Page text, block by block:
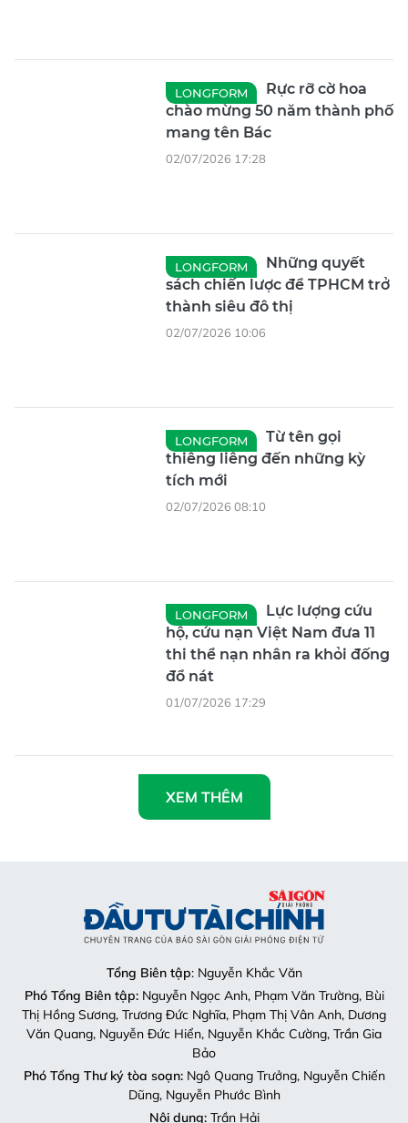
LONGFORM
Rực rỡ cờ hoa
chào mừng 50 năm thành phố
mang tên Bác
02/07/2026 17:28
LONGFORM
Những quyết
sách chiến lược để TPHCM trở
thành siêu đô thị
02/07/2026 10:06
LONGFORM
Từ tên gọi
thiêng liêng đến những kỳ
tích mới
02/07/2026 08:10
LONGFORM
Lực lượng cứu
hộ, cứu nạn Việt Nam đưa 11
thi thể nạn nhân ra khỏi đống
đổ nát
01/07/2026 17:29
XEM THÊM
Tổng Biên tập: Nguyễn Khắc Văn
Phó Tổng Biên tập:Nguyễn Ngọc Anh, Phạm Văn Trường, Bùi
Thị Hồng Sương, Trương Đức Nghĩa, Phạm Thị Vân Anh, Dương
Văn Quang, Nguyễn Đức Hiển, Nguyễn Khắc Cường, Trần Gia
Bảo
Phó Tổng Thư ký tòa soạn:Ngô Quang Trưởng, Nguyễn Chiến
Dũng, Nguyễn Phước Bình
Nội dung:Trần Hải